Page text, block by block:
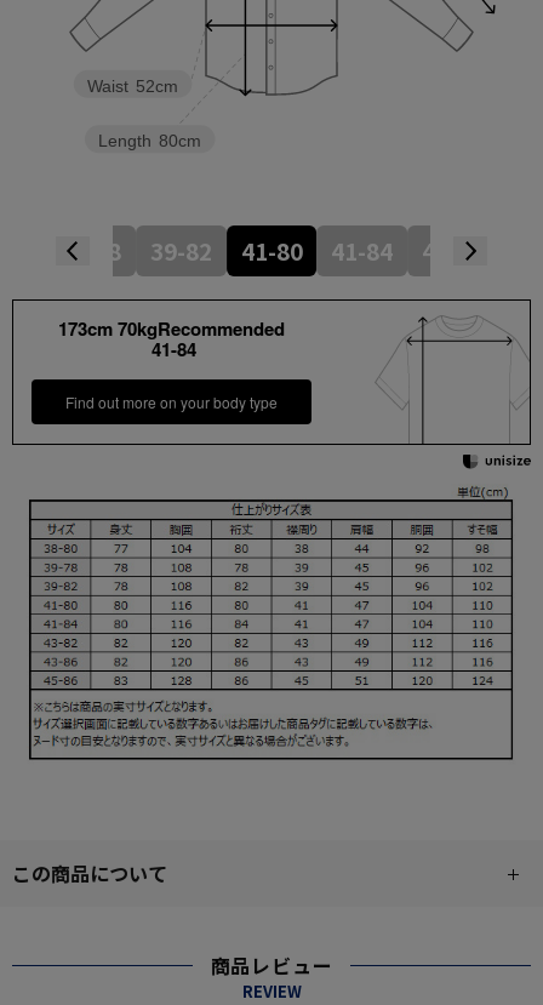
Length 80cm
Waist 52cm
39-78 39-82 41-80 41-84 43-82
173cm 70kgRecommended
41-84
Find out more on your body type
この商品について
商品レビュー
REVIEW